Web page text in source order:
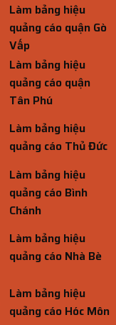
Làm bảng hiệu
quảng cáo quận Gò
Vấp
Làm bảng hiệu
quảng cáo quận
Tân Phú
Làm bảng hiệu
quảng cáo Thủ Đức
Làm bảng hiệu
quảng cáo Bình
Chánh
Làm bảng hiệu
quảng cáo Nhà Bè
Làm bảng hiệu
quảng cáo Hóc Môn